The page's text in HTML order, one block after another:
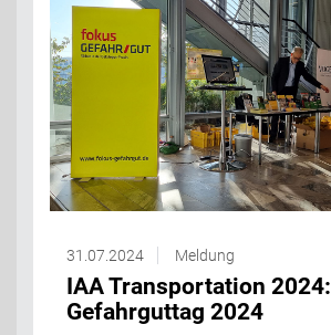
31.07.2024 Meldung
IAA Transportation 2024:
Gefahrguttag 2024